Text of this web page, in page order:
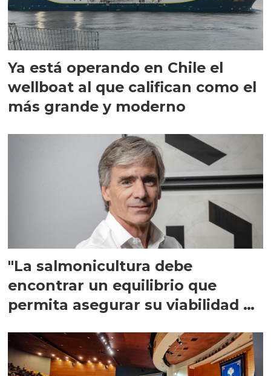
Ya está operando en Chile el
wellboat al que califican como el
más grande y moderno
"La salmonicultura debe
encontrar un equilibrio que
permita asegurar su viabilidad de